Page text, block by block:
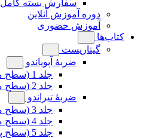
سفارش بسته کامل
دوره آموزش آنلاین
آموزش حضوری
کتاب‌ها
گیتاریست
ضربۀ آپویاندو
جلد 1 (سطح مقدماتی)
جلد 2 (سطح متوسط)
ضربۀ تیراندو
جلد 3 (سطح مقدماتی)
جلد 4 (سطح متوسط)
جلد 5 (سطح پیشرفته)